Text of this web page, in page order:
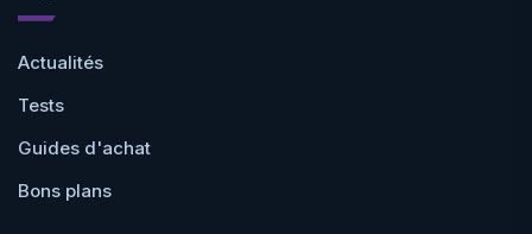
Actualités
Tests
Guides d'achat
Bons plans